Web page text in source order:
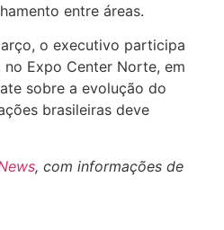
entre áreas.
o executivo participa
no Expo Center Norte, em
sobre a evolução do
brasileiras deve
, com informações de